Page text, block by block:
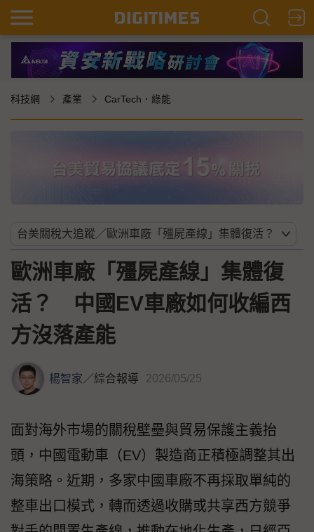
科技網 產業 CarTech．綠能
歐洲車廠「殭屍產線」集體復
活？ 中國EV車廠如何收編西
方沒落產能
楊智家 ／綜合報導 2026/05/25
面對海外市場的關稅壁壘與貿易保護主義抬
頭，中國電動車（EV）製造商正積極調整其出
海策略。近期，多家中國車廠不再採取單純的
整車出口模式，轉而透過收購或共享西方競爭